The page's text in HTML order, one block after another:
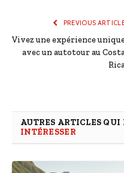
PREVIOUS
Vivez une expérience
avec un autotour au
AUTRES ARTICLES
INTÉRESSER